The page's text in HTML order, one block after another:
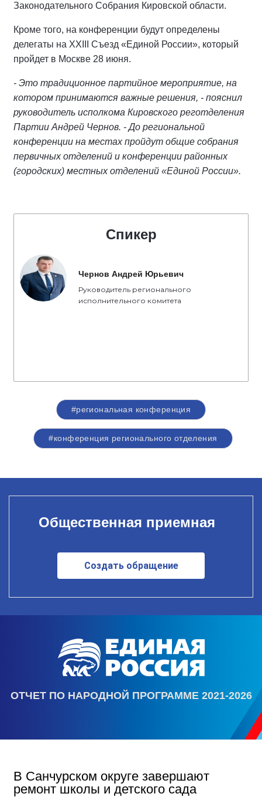
Законодательного Собрания Кировской области.
Кроме того, на конференции будут определены
делегаты на XXIII Съезд «Единой России», который
пройдет в Москве 28 июня.
- Это традиционное партийное мероприятие, на
котором принимаются важные решения, - пояснил
руководитель исполкома Кировского реготделения
Партии Андрей Чернов. - До региональной
конференции на местах пройдут общие собрания
первичных отделений и конференции районных
(городских) местных отделений «Единой России».
Спикер
Чернов Андрей Юрьевич
Руководитель регионального
исполнительного комитета
#региональная конференция
#конференция регионального отделения
Общественная приемная
Создать обращение
ОТЧЕТ ПО НАРОДНОЙ ПРОГРАММЕ 2021-2026
В Санчурском округе завершают
ремонт школы и детского сада